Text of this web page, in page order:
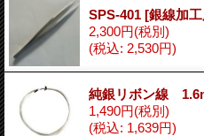
SPS-401 [銀線加
2,300円(税別)
(税込: 2,530円)
純銀リボン線
1,490円(税別)
(税込: 1,639円)